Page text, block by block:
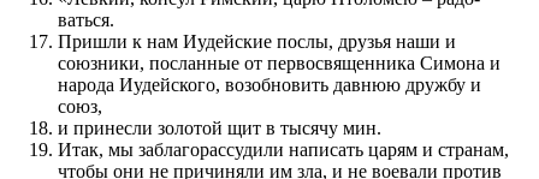
ваться.
Пришли к нам Иудейские по­слы­, друзья наши и
союзники, по­слан­ные от первосвящен­ника Симона и
народа Иудейского, возобновить давнюю дружбу и
союз,
и при­несли золотой щит в тысячу мин.
Итак, мы забла­го­рассудили написать царям и странам,
чтобы они не при­чиняли им зла, и не воевали про­тив